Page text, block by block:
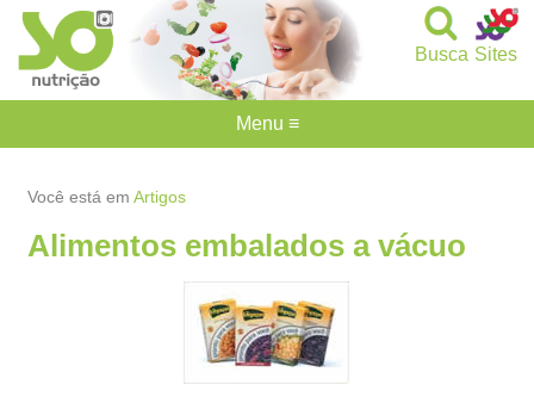
Sites
Busca
Você está emArtigos
Alimentos embalados a vácuo